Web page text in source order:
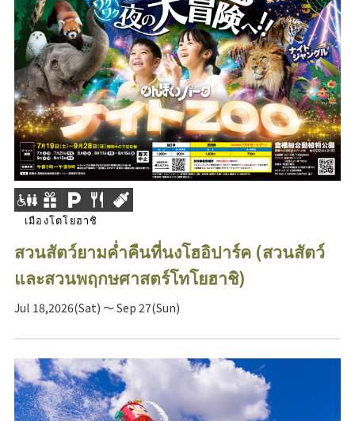
เมืองโตโยฮาชิ
สวนสัตว์ยามค่ำคืนที่นงโฮอิปาร์ค (สวนสัตว์
และสวนพฤกษศาสตร์โทโยฮาชิ)
Jul 18,2026(Sat) ～ Sep 27(Sun)